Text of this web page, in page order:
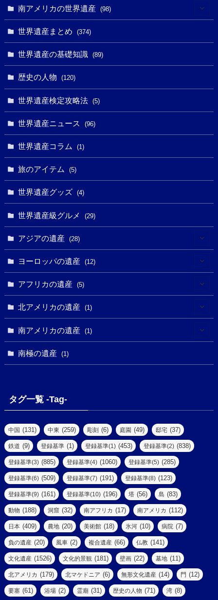
(10)
(5)
(18)
(3)
(7)
(5)
(39)
(290)
(7)
(6)
(3)
(3)
(6)
(1)
(43)
(4)
(2)
(5)
(16)
(62)
(14)
(61)
(9)
(2)
(17)
(8)
(73)
(11)
(32)
(13)
(2)
(1)
(5)
(2)
(2)
(8)
(4)
(8)
(2)
(2)
(10)
(1)
(1)
(25)
(6)
(1)
(31)
(27)
(10)
(7)
(2)
(47)
南アメリカの世界遺産 (98)
(4)
(9)
(3)
(5)
(19)
(8)
世界遺産まとめ (374)
世界遺産の基礎知識 (89)
歴史の人物 (120)
世界遺産検定攻略法 (5)
世界遺産ニュース (96)
世界遺産コラム (1)
旅のアイテム (5)
世界遺産グッズ (4)
世界遺産級グルメ (29)
アジアの遺産 (28)
(1)
(1)
(18)
(2)
(1)
ヨーロッパの遺産 (12)
(2)
(1)
(1)
(2)
(2)
アフリカの遺産 (5)
(3)
北アメリカの遺産 (1)
(1)
(1)
南アメリカの遺産 (1)
南極の遺産 (1)
タグ一覧 -Tag-
中国 (131) 中東 (259) 彫刻 (6) 庭園 (49) 邸宅 (37)
鉄道 (9) 登録基準 (1) 登録基準(1) (453) 登録基準(2) (838)
登録基準(3) (885) 登録基準(4) (1060) 登録基準(5) (285)
登録基準(6) (509) 登録基準(7) (191) 登録基準(8) (123)
登録基準(9) (161) 登録基準(10) (196) 塔 (56) 島 (83)
動物 (188) 洞窟 (32) 南アフリカ (17) 南アメリカ (112)
日本 (409) 農地 (20) 美術館 (18) 氷河 (10) 病院 (7)
負の遺産 (20) 風車 (2) 複合遺産 (66) 仏教 (141)
文化遺産 (1526) 文化的景観 (181) 壁画 (22) 墓地 (11)
北アメリカ (179) 北マケドニア (6) 無形文化遺産 (14) 門 (12)
要塞 (61) 浴場 (2) 霊廟 (31) 歴史の人物 (71) 湾 (8)